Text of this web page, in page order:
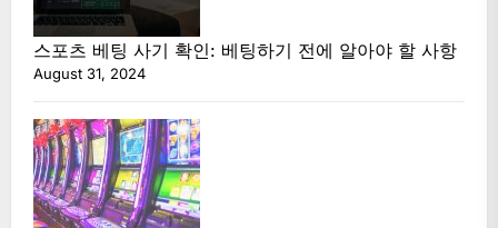
스포츠 베팅 사기 확인: 베팅하기 전에 알아야 할 사항
August 31, 2024